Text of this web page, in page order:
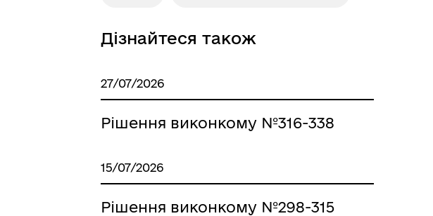
Місцеві податки, збори,
платежі
Дізнайтеся також
27/07/2026
Рішення виконкому №316-338
15/07/2026
Рішення виконкому №298-315